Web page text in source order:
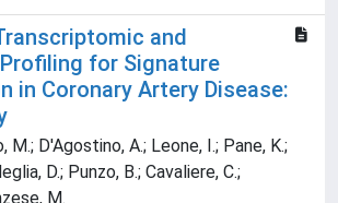
and
for Signature
in Coronary Artery Disease:
M.; D'Agostino, A.; Leone, I.; Pane, K.;
D.; Punzo, B.; Cavaliere, C.;
M.